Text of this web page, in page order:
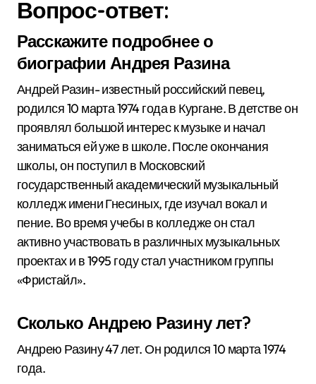
Вопрос-ответ:
Расскажите подробнее о
биографии Андрея Разина
Андрей Разин- известный российский певец,
родился 10 марта 1974 года в Кургане. В детстве он
проявлял большой интерес к музыке и начал
заниматься ей уже в школе. После окончания
школы, он поступил в Московский
государственный академический музыкальный
колледж имени Гнесиных, где изучал вокал и
пение. Во время учебы в колледже он стал
активно участвовать в различных музыкальных
проектах и в 1995 году стал участником группы
«Фристайл».
Сколько Андрею Разину лет?
Андрею Разину 47 лет. Он родился 10 марта 1974
года.